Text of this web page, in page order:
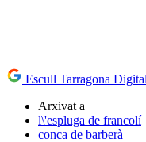
Escull Tarragona
Arxivat a
l\'espluga de francolí
conca de barberà